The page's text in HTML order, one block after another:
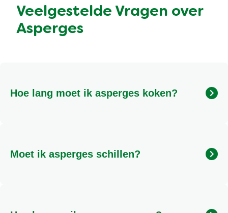
Veelgestelde Vragen over
Asperges
Hoe lang moet ik asperges koken?
Groene asperges zijn sneller gaar, meestal 3-5
Moet ik asperges schillen?